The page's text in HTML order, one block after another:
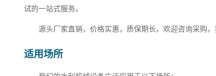
试的一站式服务。
源头厂家直销，价格实惠，质保期长，欢迎咨询采购
适用场所